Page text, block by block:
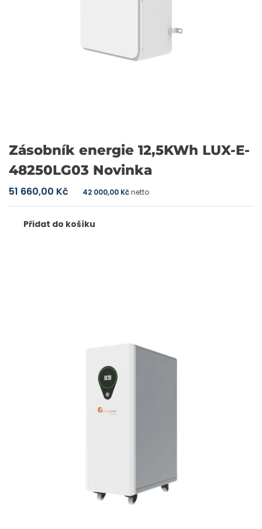
Zásobník energie 12,5KWh LUX-E-
48250LG03 Novinka
51 660,00 Kč 42 000,00 Kčnetto
Přidat do košíku